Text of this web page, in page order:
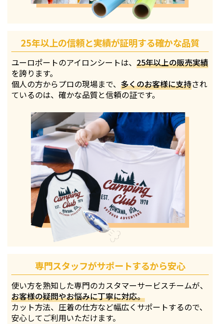
25年以上の信頼と実績が証明する確かな品質
ユーロポートのアイロンシートは、25年以上の販売実績
を誇ります。
個人の方からプロの現場まで、多くのお客様に支持され
ているのは、確かな品質と信頼の証です。
専門スタッフがサポートするから安心
使い方を熟知した専門のカスタマーサービスチームが、
お客様の疑問やお悩みに丁寧に対応。
カット方法、圧着の仕方など幅広くサポートするので、
安心してご利用いただけます。